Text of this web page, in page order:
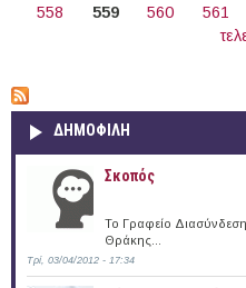
558
559 560 561
ΔΗΜΟΦΙΛΗ
Σκοπός
Το Γραφείο
Θράκης...
Τρί, 03/04/2012 - 17:34